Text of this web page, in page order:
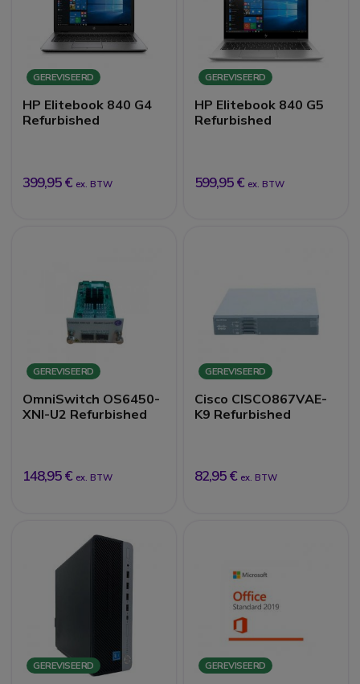
GEREVISEERD
HP Elitebook 840 G4
Refurbished
399,95 € ex. BTW
GEREVISEERD
HP Elitebook 840 G5
Refurbished
599,95 € ex. BTW
GEREVISEERD
OmniSwitch OS6450-
XNI-U2 Refurbished
148,95 € ex. BTW
GEREVISEERD
Cisco CISCO867VAE-
K9 Refurbished
82,95 € ex. BTW
GEREVISEERD GEREVISEERD